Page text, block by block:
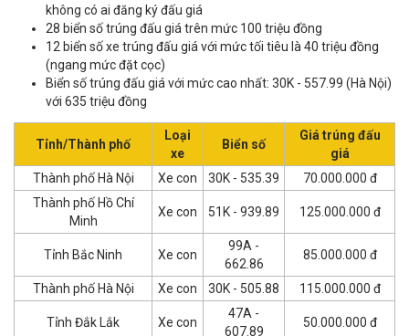
không có ai đăng ký đấu giá
28 biển số trúng đấu giá trên mức 100 triệu đồng
12 biển số xe trúng đấu giá với mức tối tiêu là 40 triệu đồng
(ngang mức đặt cọc)
Biển số trúng đấu giá với mức cao nhất: 30K - 557.99 (Hà Nội)
với 635 triệu đồng
Tỉnh/Thành phố
Loại
xe
Biển số
Giá trúng đấu
giá
Thành phố Hà Nội
Xe con 30K - 535.39
70.000.000 đ
Thành phố Hồ Chí
Minh
Xe con 51K - 939.89 125.000.000 đ
Tỉnh Bắc Ninh Xe con
99A -
662.86
85.000.000 đ
Thành phố Hà Nội Xe con 30K - 505.88 115.000.000 đ
Tỉnh Đắk Lắk Xe con
47A -
607.89
50.000.000 đ